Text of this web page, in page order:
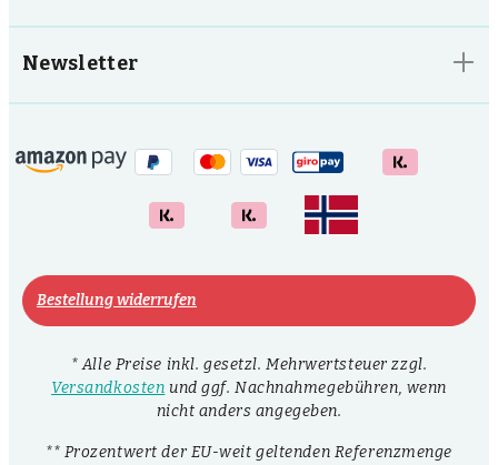
Newsletter
Bestellung widerrufen
* Alle Preise inkl. gesetzl. Mehrwertsteuer zzgl.
Versandkosten und ggf. Nachnahmegebühren, wenn
nicht anders angegeben.
** Prozentwert der EU-weit geltenden Referenzmenge